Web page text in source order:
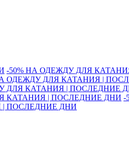
-50% НА ОДЕЖДУ ДЛЯ
ОДЕЖДУ ДЛЯ КАТАНИЯ |
ДЛЯ КАТАНИЯ | ПОСЛЕДНИЕ
КАТАНИЯ | ПОСЛЕДНИЕ ДНИ -
| ПОСЛЕДНИЕ ДНИ